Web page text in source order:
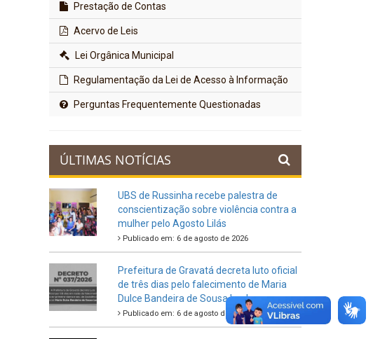
Prestação de Contas
Acervo de Leis
Lei Orgânica Municipal
Regulamentação da Lei de Acesso à Informação
Perguntas Frequentemente Questionadas
ÚLTIMAS NOTÍCIAS
UBS de Russinha recebe palestra de
conscientização sobre violência contra a
mulher pelo Agosto Lilás
Publicado em: 6 de agosto de 2026
Prefeitura de Gravatá decreta luto oficial
de três dias pelo falecimento de Maria
Dulce Bandeira de Sousa Leal
Publicado em: 6 de agosto de 2026